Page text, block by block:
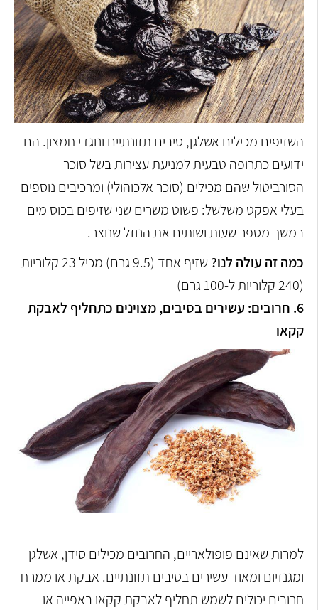
השזיפים מכילים אשלגן, סיבים תזונתיים ונוגדי חמצון. הם
ידועים כתרופה טבעית למניעת עצירות בשל סוכר
הסורביטול שהם מכילים (סוכר אלכוהולי) ומרכיבים נוספים
בעלי אפקט משלשל: פשוט משרים שני שזיפים בכוס מים
במשך מספר שעות ושותים את הנוזל שנוצר.
כמה זה עולה לנו?
שזיף אחד (9.5 גרם) מכיל 23 קלוריות
(240 קלוריות ל-100 גרם)
6. חרובים: עשירים בסיבים, מצוינים כתחליף לאבקת
קקאו
למרות שאינם פופולאריים, החרובים מכילים סידן, אשלגן
ומגנזיום ומאוד עשירים בסיבים תזונתיים. אבקת או ממרח
חרובים יכולים לשמש תחליף לאבקת קקאו באפייה או